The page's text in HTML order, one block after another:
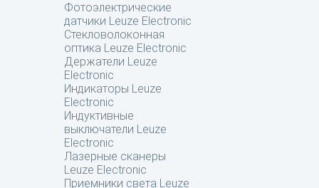
Фотоэлектрические
датчики Leuze Electronic
Стекловолоконная
оптика Leuze Electronic
Держатели Leuze
Electronic
Индикаторы Leuze
Electronic
Индуктивные
выключатели Leuze
Electronic
Лазерные сканеры
Leuze Electronic
Приемники света Leuze